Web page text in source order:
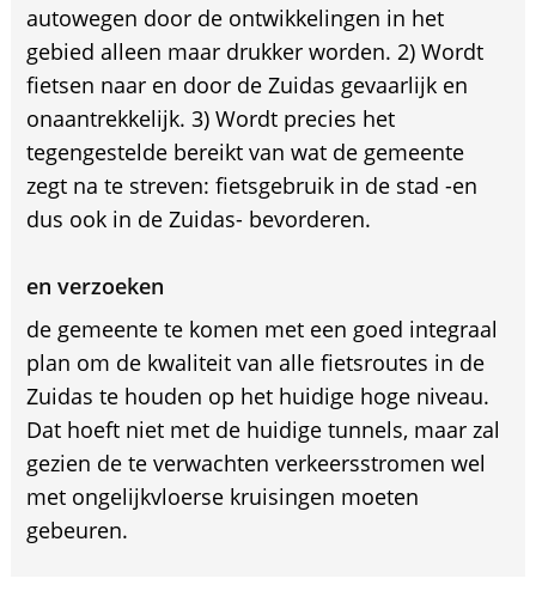
autowegen door de ontwikkelingen in het
gebied alleen maar drukker worden. 2) Wordt
fietsen naar en door de Zuidas gevaarlijk en
onaantrekkelijk. 3) Wordt precies het
tegengestelde bereikt van wat de gemeente
zegt na te streven: fietsgebruik in de stad -en
dus ook in de Zuidas- bevorderen.
en verzoeken
de gemeente te komen met een goed integraal
plan om de kwaliteit van alle fietsroutes in de
Zuidas te houden op het huidige hoge niveau.
Dat hoeft niet met de huidige tunnels, maar zal
gezien de te verwachten verkeersstromen wel
met ongelijkvloerse kruisingen moeten
gebeuren.